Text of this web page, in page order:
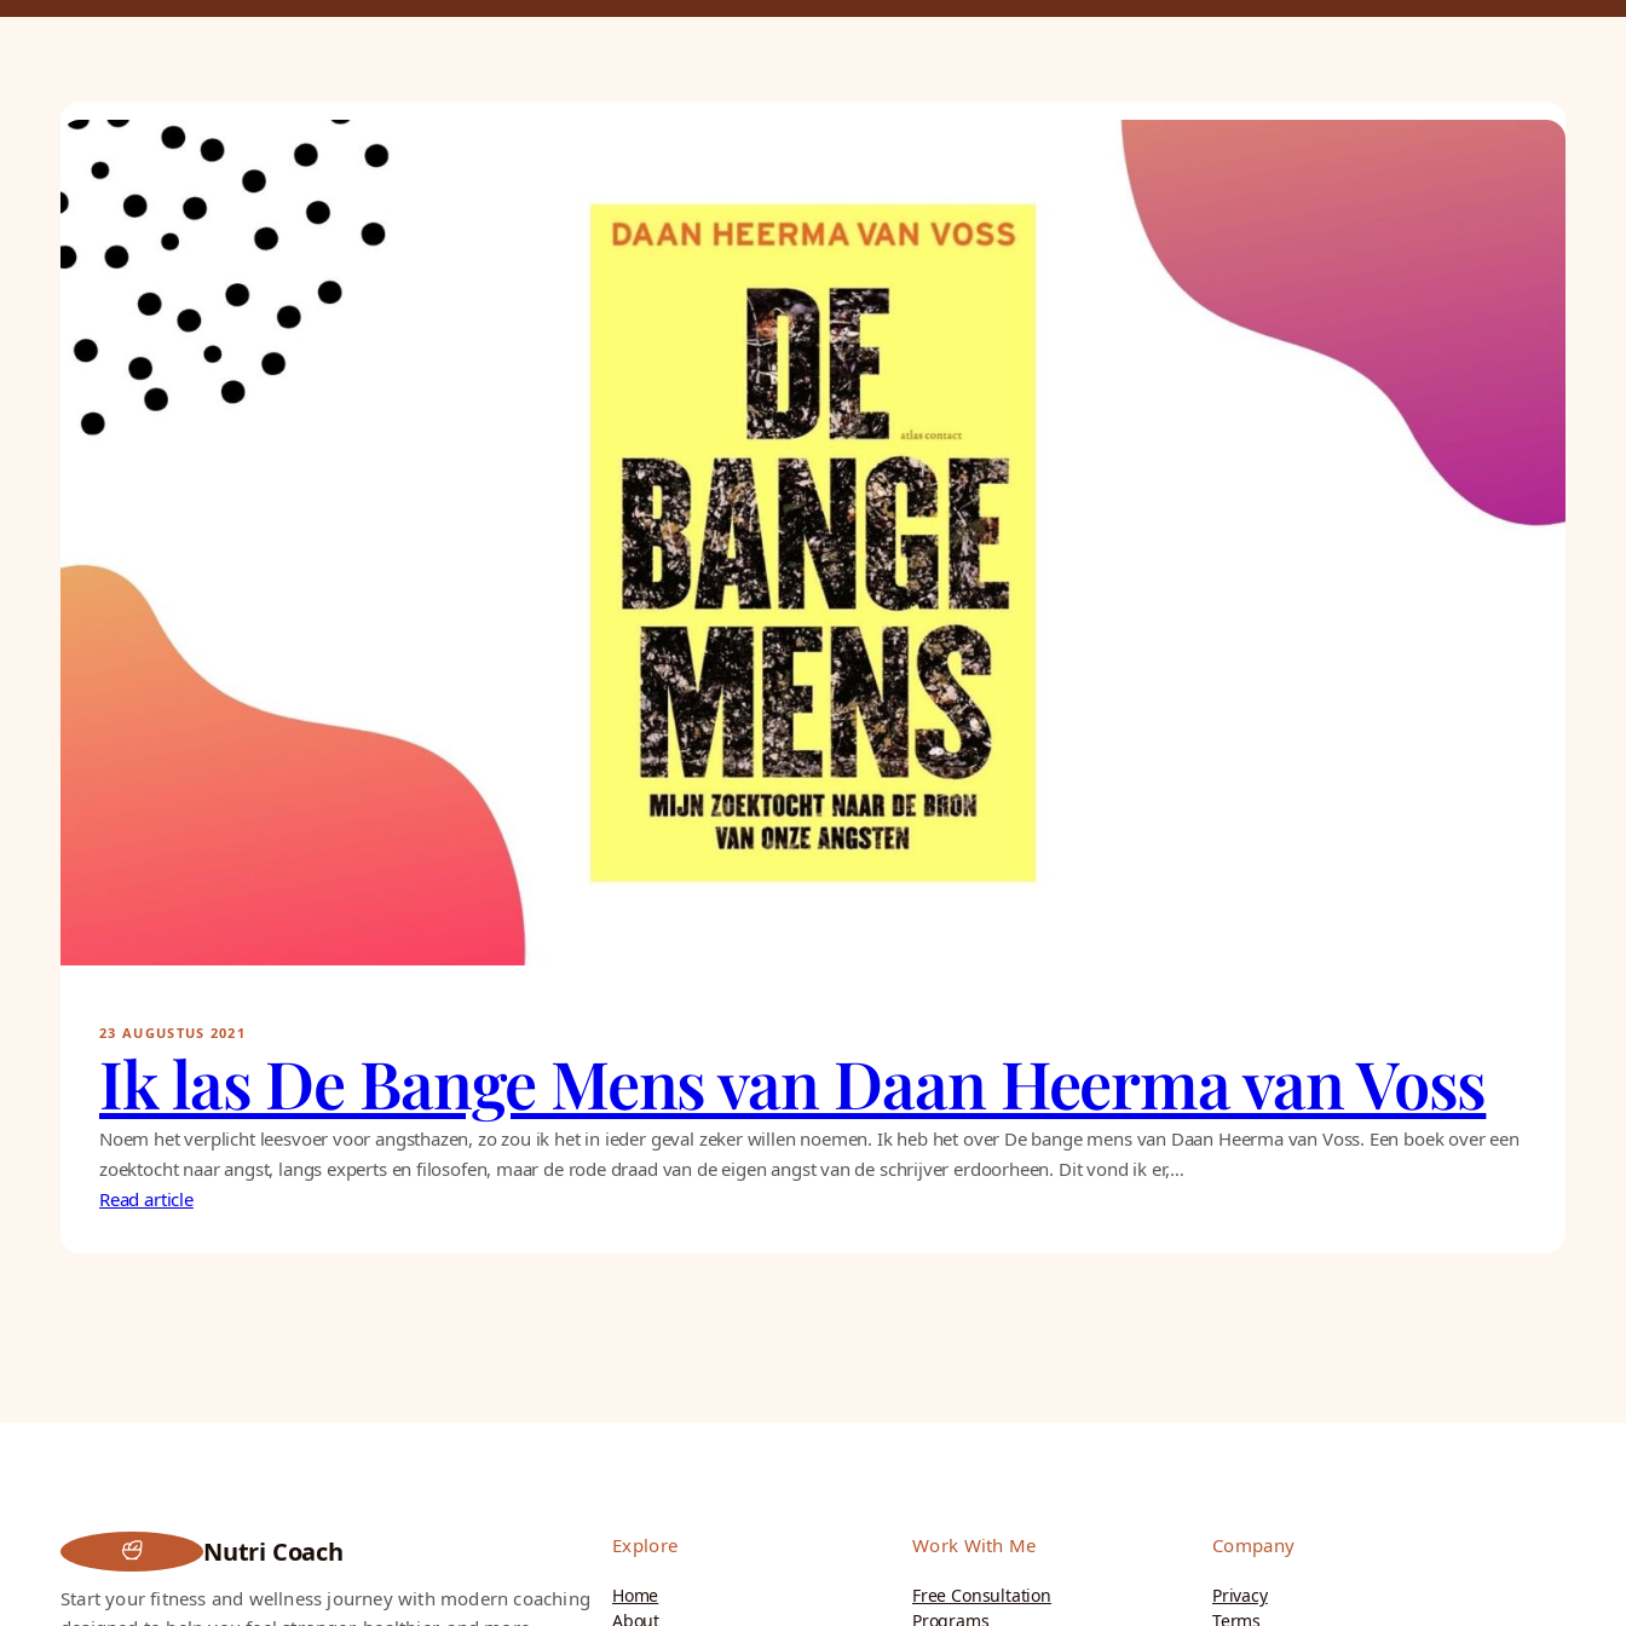
23 AUGUSTUS 2021
Ik las De Bange Mens van Daan Heerma van Voss
Noem het verplicht leesvoer voor angsthazen, zo zou ik het in ieder geval zeker willen noemen. Ik heb het over De bange mens van Daan Heerma van Voss. Een boek over een
zoektocht naar angst, langs experts en filosofen, maar de rode draad van de eigen angst van de schrijver erdoorheen. Dit vond ik er,…
Read article
Nutri Coach
Start your fitness and wellness journey with modern coaching
Explore
Home
About
Work With Me
Free Consultation
Programs
Company
Privacy
Terms